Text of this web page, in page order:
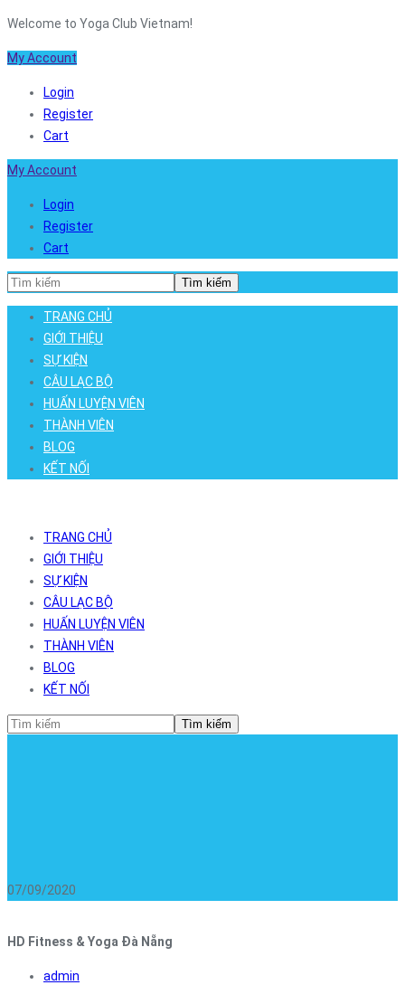
Welcome to Yoga Club Vietnam!
My Account
Login
Register
Cart
My Account
Login
Register
Cart
Tìm kiếm
TRANG CHỦ
GIỚI THIỆU
SỰ KIỆN
CÂU LẠC BỘ
HUẤN LUYỆN VIÊN
THÀNH VIÊN
BLOG
KẾT NỐI
TRANG CHỦ
GIỚI THIỆU
SỰ KIỆN
CÂU LẠC BỘ
HUẤN LUYỆN VIÊN
THÀNH VIÊN
BLOG
KẾT NỐI
Tìm kiếm
07/09/2020
HD Fitness & Yoga Đà Nẵng
admin